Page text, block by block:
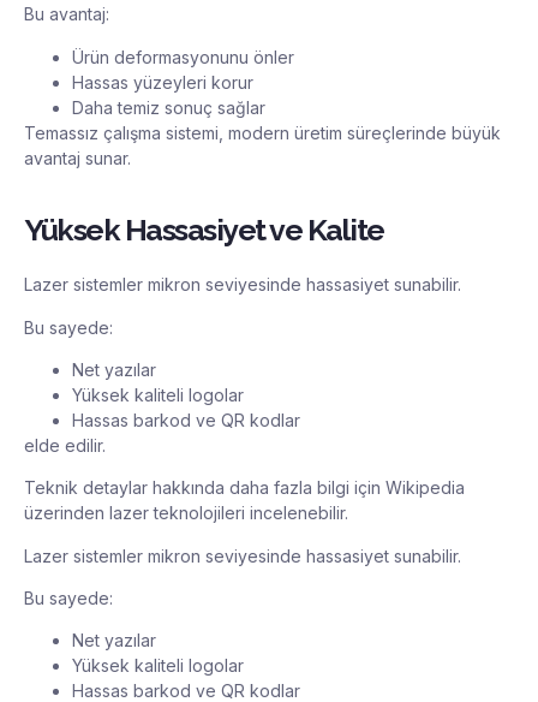
Bu avantaj:
Ürün deformasyonunu önler
Hassas yüzeyleri korur
Daha temiz sonuç sağlar
Temassız çalışma sistemi, modern üretim süreçlerinde büyük
avantaj sunar.
Yüksek Hassasiyet ve Kalite
Lazer sistemler mikron seviyesinde hassasiyet sunabilir.
Bu sayede:
Net yazılar
Yüksek kaliteli logolar
Hassas barkod ve QR kodlar
elde edilir.
Teknik detaylar hakkında daha fazla bilgi için Wikipedia
üzerinden lazer teknolojileri incelenebilir.
Lazer sistemler mikron seviyesinde hassasiyet sunabilir.
Bu sayede:
Net yazılar
Yüksek kaliteli logolar
Hassas barkod ve QR kodlar